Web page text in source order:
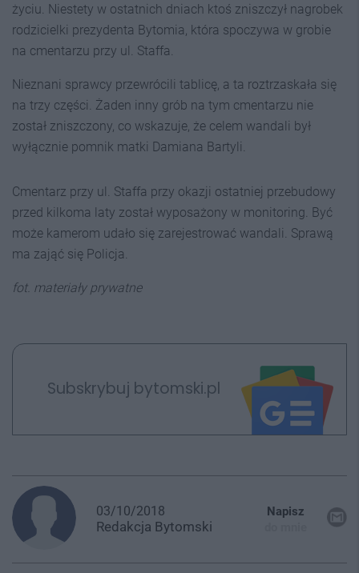
życiu. Niestety w ostatnich dniach ktoś zniszczył nagrobek
rodzicielki prezydenta Bytomia, która spoczywa w grobie
na cmentarzu przy ul. Staffa.
Nieznani sprawcy przewrócili tablicę, a ta roztrzaskała się
na trzy części. Żaden inny grób na tym cmentarzu nie
został zniszczony, co wskazuje, że celem wandali był
wyłącznie pomnik matki Damiana Bartyli.
Cmentarz przy ul. Staffa przy okazji ostatniej przebudowy
przed kilkoma laty został wyposażony w monitoring. Być
może kamerom udało się zarejestrować wandali. Sprawą
ma zająć się Policja.
fot. materiały prywatne
Subskrybuj bytomski.pl
03/10/2018
Redakcja Bytomski
Napisz